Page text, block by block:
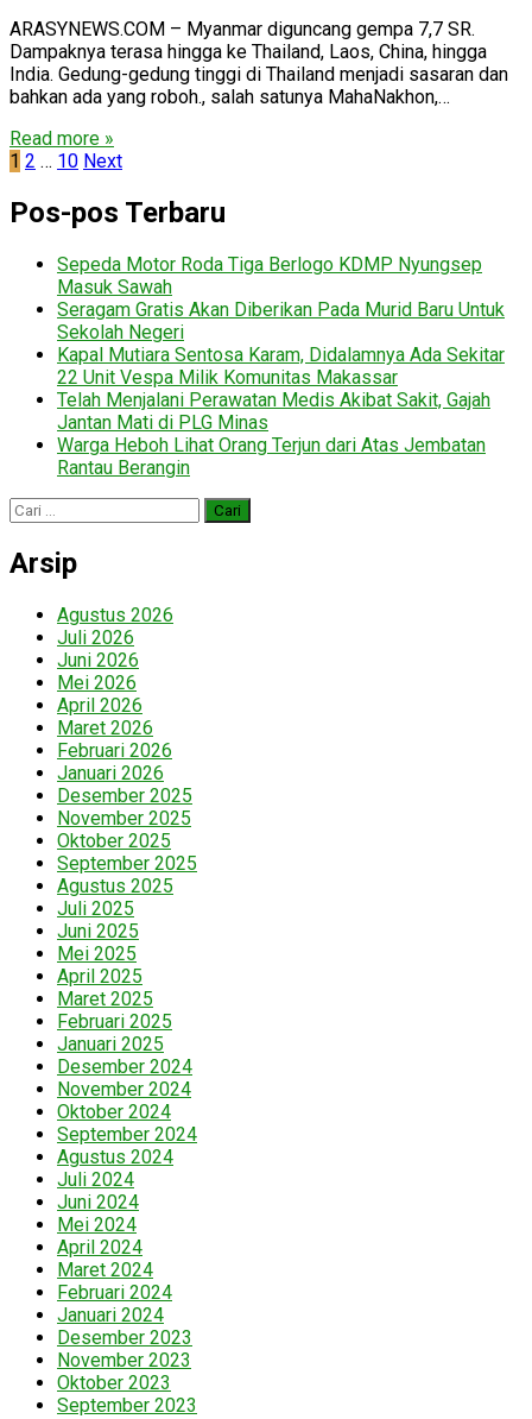
ARASYNEWS.COM – Myanmar diguncang gempa 7,7 SR.
Dampaknya terasa hingga ke Thailand, Laos, China, hingga
India. Gedung-gedung tinggi di Thailand menjadi sasaran dan
bahkan ada yang roboh., salah satunya MahaNakhon,…
Read more »
Paginasi
pos
1 2 … 10 Next
Pos-pos Terbaru
Sepeda Motor Roda Tiga Berlogo KDMP Nyungsep
Masuk Sawah
Seragam Gratis Akan Diberikan Pada Murid Baru Untuk
Sekolah Negeri
Kapal Mutiara Sentosa Karam, Didalamnya Ada Sekitar
22 Unit Vespa Milik Komunitas Makassar
Telah Menjalani Perawatan Medis Akibat Sakit, Gajah
Jantan Mati di PLG Minas
Warga Heboh Lihat Orang Terjun dari Atas Jembatan
Rantau Berangin
Cari
untuk:
Arsip
Agustus 2026
Juli 2026
Juni 2026
Mei 2026
April 2026
Maret 2026
Februari 2026
Januari 2026
Desember 2025
November 2025
Oktober 2025
September 2025
Agustus 2025
Juli 2025
Juni 2025
Mei 2025
April 2025
Maret 2025
Februari 2025
Januari 2025
Desember 2024
November 2024
Oktober 2024
September 2024
Agustus 2024
Juli 2024
Juni 2024
Mei 2024
April 2024
Maret 2024
Februari 2024
Januari 2024
Desember 2023
November 2023
Oktober 2023
September 2023